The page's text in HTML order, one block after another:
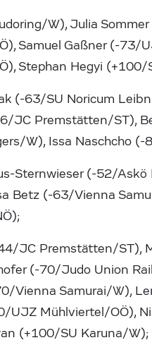
W), Julia
Samuel Gaßner (-73/
Stephan Hegyi (+100/
(-63/SU Noricum
JC Premstätten/ST),
W), Issa Naschcho
Sternwieser (-52/Askö
Betz (-63/Vienna
JC Premstätten/ST),
(-70/Judo Union
Vienna Samurai/W),
UJZ Mühlviertel/OÖ),
(+100/SU Karuna/W);